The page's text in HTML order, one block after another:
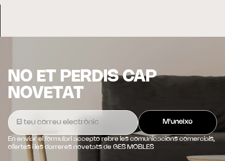
NO ET PERDIS CAP
NOVETAT
En enviar el formulari accepto rebre les comunicacions comercials,
ofertes i les darreres novetats de GES MOBLES